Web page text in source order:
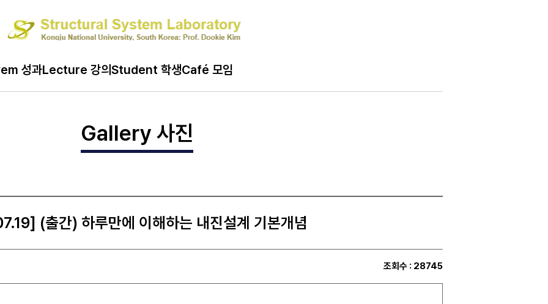
성과Lecture 강의Student 학생Café 모임
Gallery 사진
(출간) 하루만에 이해하는 내진설계 기본개념
조회수 : 28745